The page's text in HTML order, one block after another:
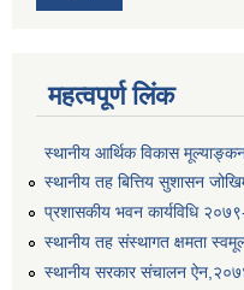
महत्वपूर्ण लिंक
स्थानीय आर्थिक विकास
स्थानीय तह बित्तिय सुशासन
प्रशासकीय भवन कार्यविधि
स्थानीय तह संस्थागत क्षमता
स्थानीय सरकार संचालन